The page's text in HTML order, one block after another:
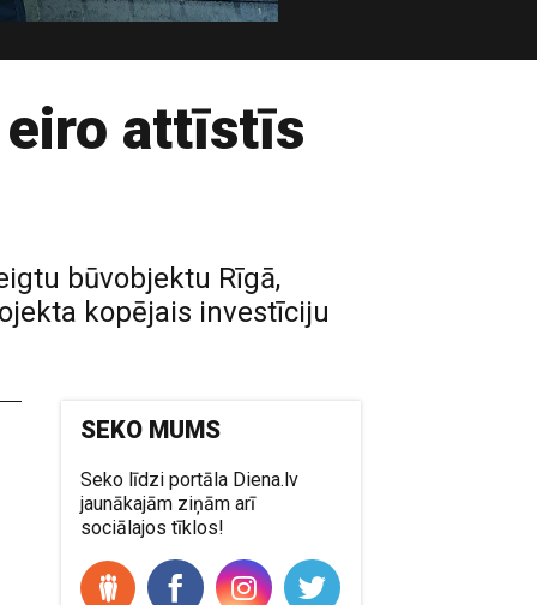
attīstīs
būvobjektu Rīgā,
kopējais investīciju
SEKO MUMS
Seko līdzi portāla Diena.lv
jaunākajām ziņām arī
sociālajos tīklos!